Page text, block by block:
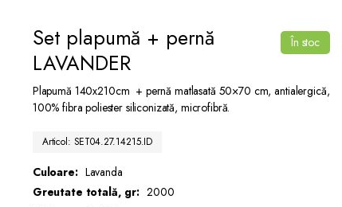
Set plapumă + pernă
LAVANDER
Plapumă 140x210cm + pernă matlasată 50×70 cm, antialergică,
100% fibra poliester siliconizată, microfibră.
Articol: SET04.27.14215.ID
Culoare: Lavanda
Greutate totală, gr: 2000
În stoc